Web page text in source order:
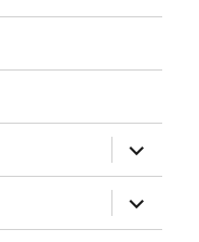
위
메
확
장
위
메